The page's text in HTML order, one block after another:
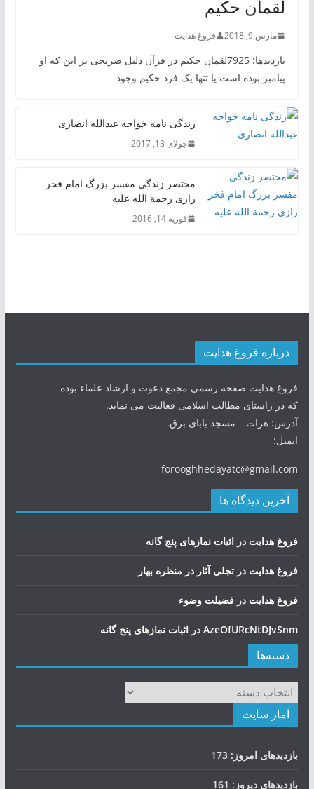
لقمان حکیم
مارس 9, 2018 فروغ هدایت
بازدیدها: 7925لقمان حکیم در قرآن دلیل صریحی بر این که او
پیامبر بوده است یا تنها یک فرد حکیم وجود
زندگی نامه خواجه عبدالله انصاری
جولای 13, 2017
مختصر زندگی مفسر بزرگ امام فخر
رازی رحمة الله علیه
فوریه 14, 2016
درباره فروغ هدایت
فروغ هدایت صفحه رسمی مجمع دعوت و ارشاد علماء بوده
که در راستای مطالب اسلامی فعالیت می نماید.
آدرس: هرات – مسجد بابای برق.
ایمیل:
forooghhedayatc@gmail.com
آخرین دیدگاه ها
فروغ هدایت در اثبات نمازهای پنج گانه
فروغ هدایت در تجلی آثار در منظره بهار
فروغ هدایت در فضيلت وضوء
AzeOfURcNtDJvSnmدر اثبات نمازهای پنج گانه
دسته‌ها
دسته‌ها
آمار سایت
بازدیدهای امروز: 173
بازدیدهای دیروز: 161